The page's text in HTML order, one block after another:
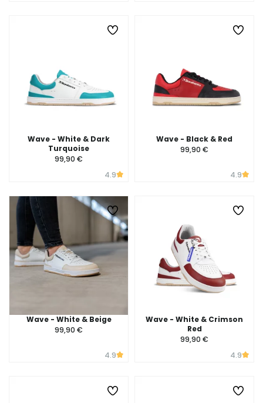
Wave - White & Dark
Turquoise
99,90 €
4.9
Wave - Black & Red
99,90 €
4.9
Wave - White & Beige
99,90 €
4.9
Wave - White & Crimson
Red
99,90 €
4.9